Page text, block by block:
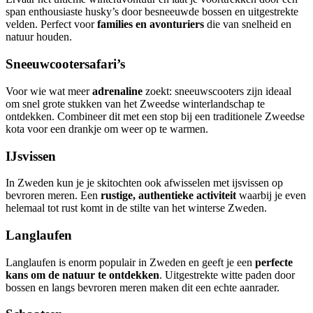
span enthousiaste husky’s door besneeuwde bossen en uitgestrekte
velden. Perfect voorfamilies en avonturiers die van snelheid en
natuur houden.
Sneeuwcootersafari’s
Voor wie wat meeradrenaline zoekt: sneeuwscooters zijn ideaal
om snel grote stukken van het Zweedse winterlandschap te
ontdekken. Combineer dit met een stop bij een traditionele Zweedse
kota voor een drankje om weer op te warmen.
IJsvissen
In Zweden kun je je skitochten ook afwisselen met ijsvissen op
bevroren meren. Een rustige, authentieke activiteit waarbij je even
helemaal tot rust komt in de stilte van het winterse Zweden.
Langlaufen
Langlaufen is enorm populair in Zweden en geeft je een perfecte
kans om de natuur te ontdekken. Uitgestrekte witte paden door
bossen en langs bevroren meren maken dit een echte aanrader.